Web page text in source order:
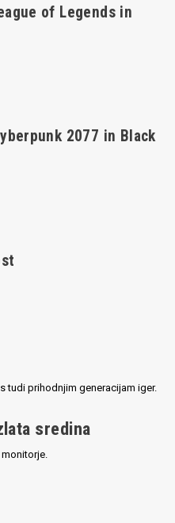
of Legends in
2077 in Black
tudi prihodnjim generacijam iger.
sredina